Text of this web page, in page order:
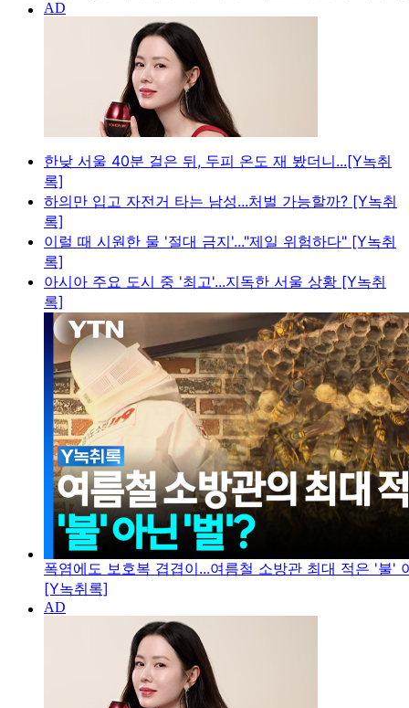
한낮 서울 40분 걸은 뒤, 두피 온도 재 봤더니...[Y녹취
록]
하의만 입고 자전거 타는 남성...처벌 가능할까? [Y녹취
록]
이럴 때 시원한 물 '절대 금지'..."제일 위험하다" [Y녹취
록]
아시아 주요 도시 중 '최고'...지독한 서울 상황 [Y녹취
록]
폭염에도 보호복 겹겹이...여름철 소방관 최대 적은 '불'
[Y녹취록]